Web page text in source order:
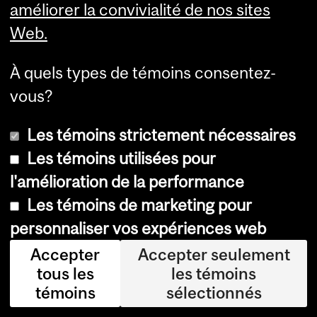
d’information
en personne
Department
and
University
Information
Université McGill
Pavillon Bronfman
1001, rue Sherbrooke Ouest
Montréal (Québec)
H3A 1G5
Téléphone : 514-398-4000
|Carte
améliorer la convivialité de nos sites
Web.
À quels types de témoins consentez-
vous?
Les témoins strictement nécessaires
Les témoins utilisées pour
l'amélioration de la performance
Les témoins de marketing pour
personnaliser vos expériences web
Accepter
tous les
témoins
Accepter seulement
les témoins
sélectionnés